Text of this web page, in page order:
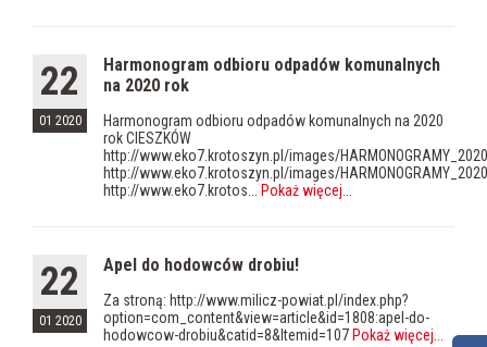
22
01 2020
Harmonogram odbioru odpadów komunalnych
na 2020 rok
Harmonogram odbioru odpadów komunalnych na 2020
rok CIESZKÓW
http://www.eko7.krotoszyn.pl/images/
http://www.eko7.krotoszyn.pl/images/
http://www.eko7.krotos...
Pokaż więcej
22
01 2020
Apel do hodowców drobiu!
Za stroną: http://www.milicz-powiat.pl/index.php?
option=com_content&view=article&id=1808:apel-do-
hodowcow-drobiu&catid=8&Itemid=107 Pokaż więcej